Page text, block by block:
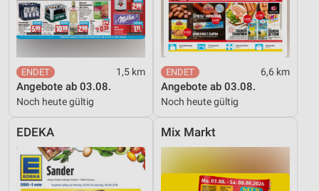
1,5 km
Angebote ab 03.08.
Noch heute gültig
6,6 km
Angebote ab 03.08.
Noch heute gültig
EDEKA Mix Markt
Werbung